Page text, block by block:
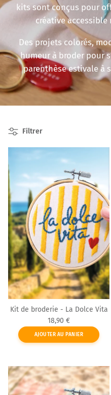
kits sont conçus pour
créative accessible
Des projets colorés,
humeur à broder pour
parenthèse estivale à
Filtrer
Kit de broderie - La Dolce Vita
Prix habituel
18,90 €
AJOUTER AU PANIER